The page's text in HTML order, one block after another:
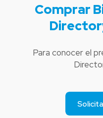
Comprar
Para conocer el